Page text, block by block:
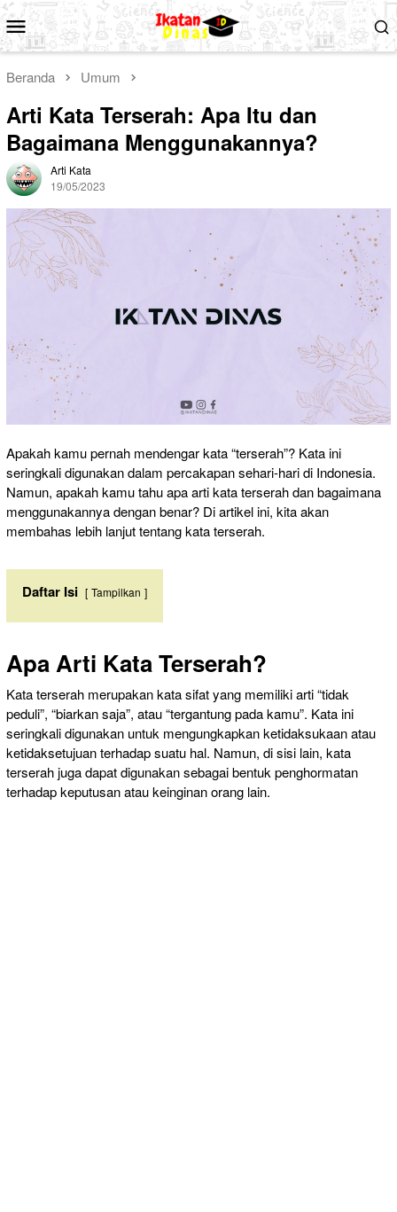
Loncat
ke
konten
Menu
Mobile
Beranda Umum
Arti Kata Terserah: Apa Itu dan
Bagaimana Menggunakannya?
Arti Kata
19/05/2023
Apakah kamu pernah mendengar kata “terserah”? Kata ini
seringkali digunakan dalam percakapan sehari-hari di Indonesia.
Namun, apakah kamu tahu apa arti kata terserah dan bagaimana
menggunakannya dengan benar? Di artikel ini, kita akan
membahas lebih lanjut tentang kata terserah.
Daftar Isi Tampilkan
Apa Arti Kata Terserah?
Kata terserah merupakan kata sifat yang memiliki arti “tidak
peduli”, “biarkan saja”, atau “tergantung pada kamu”. Kata ini
seringkali digunakan untuk mengungkapkan ketidaksukaan atau
ketidaksetujuan terhadap suatu hal. Namun, di sisi lain, kata
terserah juga dapat digunakan sebagai bentuk penghormatan
terhadap keputusan atau keinginan orang lain.